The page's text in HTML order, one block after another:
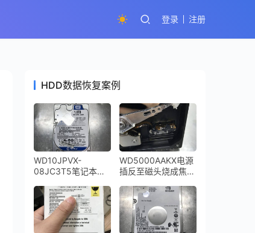
登录 注册
HDD数据恢复案例
WD10JPVX-
08JC3T5笔记本硬
咔咔响开盘恢复成功
WD5000AAKX电源
插反至磁头烧成焦
磁头烧坏的烟尘严重
污染数据恢复成功